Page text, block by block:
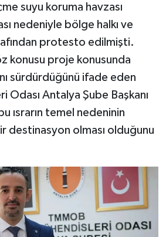
suyu koruma havzası
nedeniyle bölge halkı ve
protesto edilmişti.
konusu proje konusunda
sürdürdüğünü ifade eden
Odası Antalya Şube Başkanı
ısrarın temel nedeninin
destinasyon olması olduğunu